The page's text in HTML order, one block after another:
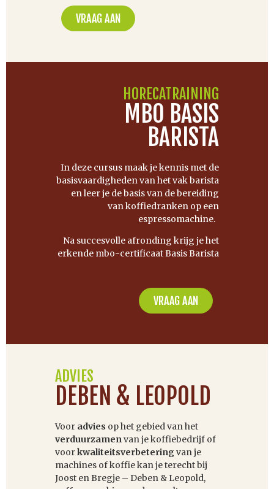
VRAAG AAN
HORECATRAINING
MBO BASIS
BARISTA
In deze cursus maak je kennis met de
basisvaardigheden van het vak barista
en leer je de basis van de bereiding
van koffiedranken op een
espressomachine.
Na succesvolle afronding krijg je het
erkende mbo-certificaat Basis Barista
VRAAG AAN
ADVIES
DEBEN & LEOPOLD
Voor advies op het gebied van het
verduurzamenvan je koffiebedrijf of
voorkwaliteitsverbeteringvan je
machines of koffie kan je terecht bij
Joost en Bregje – Deben & Leopold,